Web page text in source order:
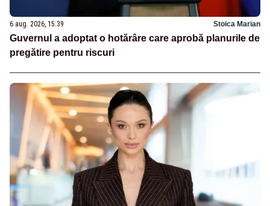
6 aug. 2026, 15:39 Stoica Marian
Guvernul a adoptat o hotărâre care aprobă planurile de
pregătire pentru riscuri